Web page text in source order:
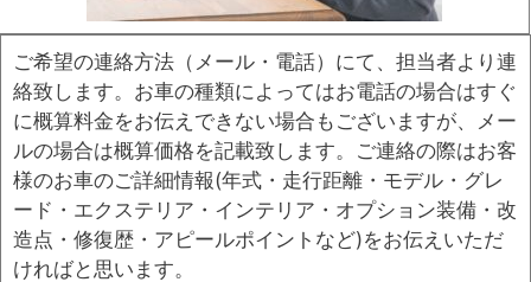
ご希望の連絡方法（メール・電話）にて、担当者より連
絡致します。 お車の種類によってはお電話の場合はすぐ
に概算料金をお伝えできない場合もございますが、メー
ルの場合は概算価格を記載致します。ご連絡の際はお客
様のお車のご詳細情報(年式・走行距離・モデル・グレ
ード・エクステリア・インテリア・オプション装備・改
造点・修復歴・アピールポイントなど)をお伝えいただ
ければと思います。